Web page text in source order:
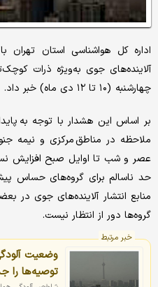
اداره کل هواشناسی استان
چهارشنبه (۱۰ تا ۱۲ دی ماه) خبر داد.
بر اساس این هشدار با توجه به
ملاحظه در مناطق مرکزی و نیمه
عصر و شب تا اوایل صبح افزایش
حد ناسالم برای گروه‌های حساس
منابع انتشار آلاینده‌های جوی در
گروه‌ها دور از انتظار نیست.
خبر مرتبط
وضعیت
توصیه‌ها را